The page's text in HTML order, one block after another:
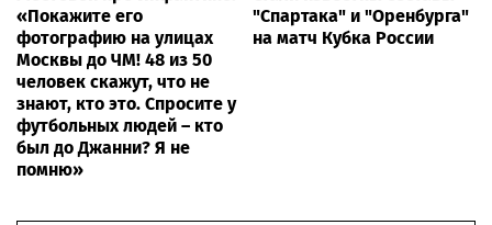
«Покажите его
фотографию на улицах
Москвы до ЧМ! 48 из 50
человек скажут, что не
знают, кто это. Спросите у
футбольных людей – кто
был до Джанни? Я не
помню»
"Спартака" и "Оренбурга"
на матч Кубка России